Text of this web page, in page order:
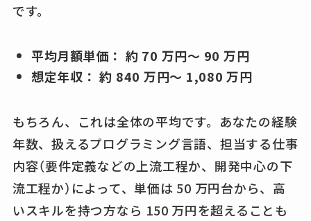
です。
平均月額単価： 約 70 万円～ 90 万円
想定年収： 約 840 万円～ 1,080 万円
もちろん、これは全体の平均です。あなたの経験
年数、扱えるプログラミング言語、担当する仕事
内容（要件定義などの上流工程か、開発中心の下
流工程か）によって、単価は 50 万円台から、高
いスキルを持つ方なら 150 万円を超えることも